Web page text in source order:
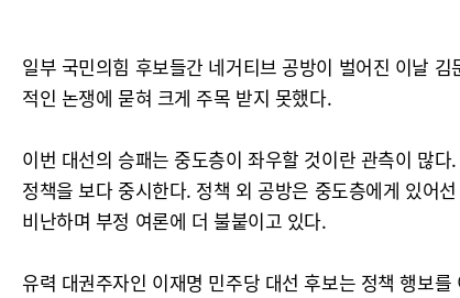
일부 국민의힘 후보들간 네거티브 공방이 벌어진 이날
적인 논쟁에 묻혀 크게 주목 받지 못했다.
이번 대선의 승패는 중도층이 좌우할 것이란 관측이 많
정책을 보다 중시한다. 정책 외 공방은 중도층에게 있어
비난하며 부정 여론에 더 불붙이고 있다.
유력 대권주자인 이재명 민주당 대선 후보는 정책 행보